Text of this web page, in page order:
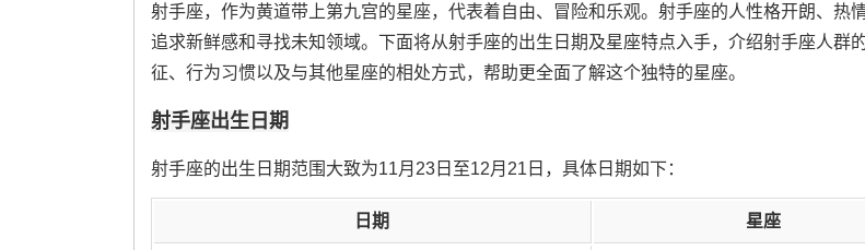
射手座，作为黄道带上第九宫的星座，代表着自由、冒险和乐观。射手座的人性格开朗、热
追求新鲜感和寻找未知领域。下面将从射手座的出生日期及星座特点入手，介绍射手座人群
征、行为习惯以及与其他星座的相处方式，帮助更全面了解这个独特的星座。
射手座出生日期
射手座的出生日期范围大致为11月23日至12月21日，具体日期如下：
日期 星座